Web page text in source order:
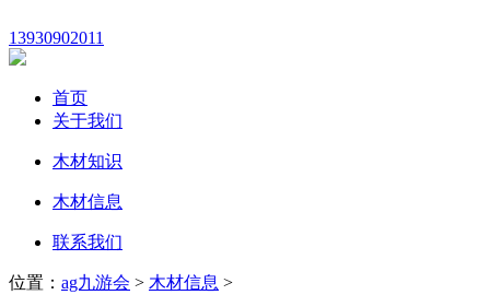
13930902011
首页
关于我们
木材知识
木材信息
联系我们
位置： ag九游会 > 木材信息 >